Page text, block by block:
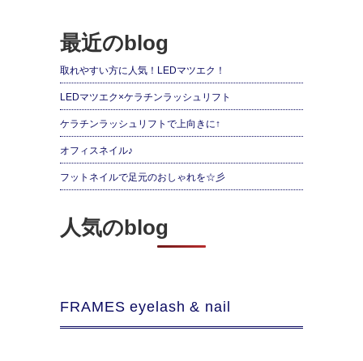
最近のblog
取れやすい方に人気！LEDマツエク！
LEDマツエク×ケラチンラッシュリフト
ケラチンラッシュリフトで上向きに↑
オフィスネイル♪
フットネイルで足元のおしゃれを☆彡
人気のblog
FRAMES eyelash & nail